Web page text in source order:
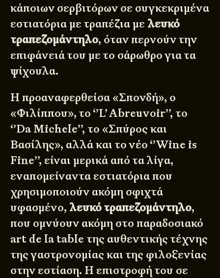
κάποιων σερβιτόρων σε συγκεκριμένα
εστιατόρια με τραπέζια με λευκό
τραπεζομάντηλο, όταν περνούν την
επιφάνειά του με το σάρωθρο για τα
ψίχουλα.
Η προαναφερθείσα«Σπονδή», ο
«Φιλίππου», το ‘’L’ Abreuvoir’’, το
‘’Da Michele’’, το«Σπύρος και
Βασίλης», αλλά και το νέο ‘’Wine is
Fine’’, είναι μερικά από τα λίγα,
εναπομείναντα εστιατόρια που
χρησιμοποιούν ακόμη σφιχτά
υφασμένο, λευκό τραπεζομάντηλο,
που ομνύουν ακόμη στο παραδοσιακό
art de la table της αυθεντικής τέχνης
της γαστρονομίας και της φιλοξενίας
στην εστίαση. Η επιστροφή του σε